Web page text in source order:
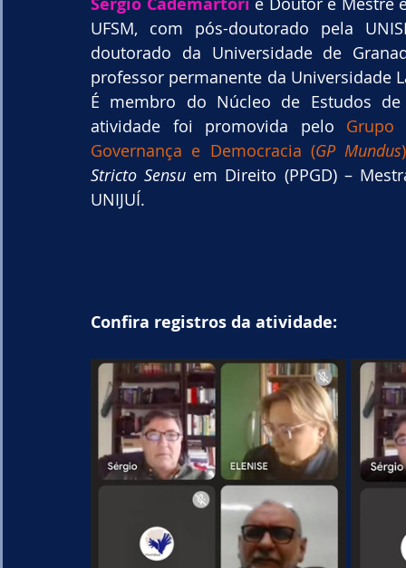
UFSM, com pós-doutorado pela
doutorado da Universidade de
professor permanente da Universidade
É membro do Núcleo de Estudos de
atividade foi promovida pelo Grupo
Governança e Democracia (GP Mundus)
Stricto Sensu em Direito (PPGD) –
UNIJUÍ.
Confira registros da atividade: